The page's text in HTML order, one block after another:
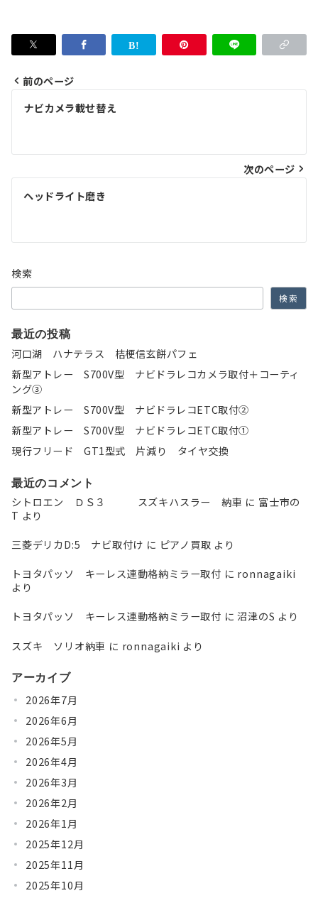
ビ
ゲ
シ
ョ
ン
前のページ
ナビカメラ載せ替え
次のページ
ヘッドライト磨き
検索
検索
最近の投稿
河口湖 ハナテラス 桔梗信玄餅パフェ
新型アトレー S700V型 ナビドラレコカメラ取付＋コーティ
ング③
新型アトレー S700V型 ナビドラレコETC取付②
新型アトレー S700V型 ナビドラレコETC取付①
現行フリード GT1型式 片減り タイヤ交換
最近のコメント
シトロエン ＤＳ３ スズキハスラー 納車 に 富士市の
T より
三菱デリカD:5 ナビ取付け に ピアノ買取 より
トヨタパッソ キーレス連動格納ミラー取付 に ronnagaiki
より
トヨタパッソ キーレス連動格納ミラー取付 に沼津のS より
スズキ ソリオ納車 に ronnagaiki より
アーカイブ
2026年7月
2026年6月
2026年5月
2026年4月
2026年3月
2026年2月
2026年1月
2025年12月
2025年11月
2025年10月